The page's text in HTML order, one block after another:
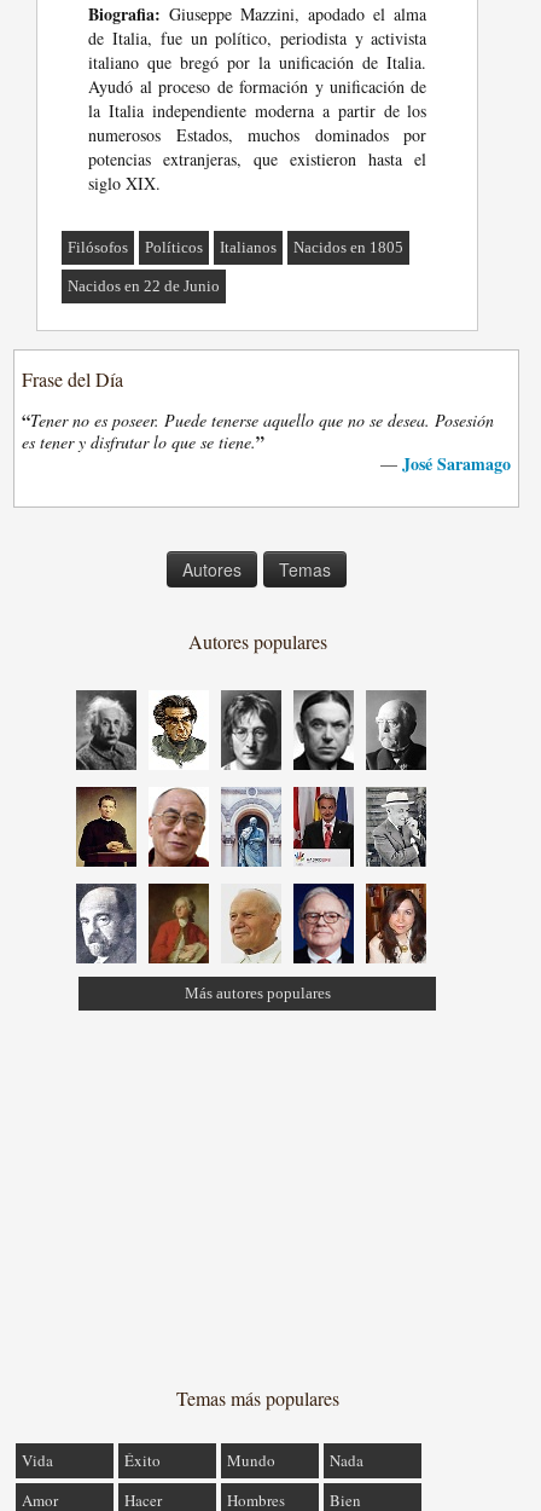
Biografia: Giuseppe Mazzini, apodado el alma
de Italia, fue un político, periodista y activista
italiano que bregó por la unificación de Italia.
Ayudó al proceso de formación y unificación de
la Italia independiente moderna a partir de los
numerosos Estados, muchos dominados por
potencias extranjeras, que existieron hasta el
siglo XIX.
Filósofos Políticos Italianos Nacidos en 1805
Nacidos en 22 de Junio
Frase del Día
“Tener no es poseer. Puede tenerse aquello que no se desea. Posesión
es tener y disfrutar lo que se tiene.”
— José Saramago
Autores Temas
Autores populares
Más autores populares
Temas más populares
Vida Éxito Mundo
Nada
Amor
Hacer Hombres Bien